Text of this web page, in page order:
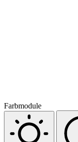
Farbmodule